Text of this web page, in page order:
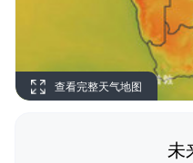
查看完整天气地图
未